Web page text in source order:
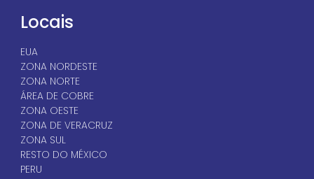
Locais
EUA
ZONA NORDESTE
ZONA NORTE
ÁREA DE COBRE
ZONA OESTE
ZONA DE VERACRUZ
ZONA SUL
RESTO DO MÉXICO
PERU